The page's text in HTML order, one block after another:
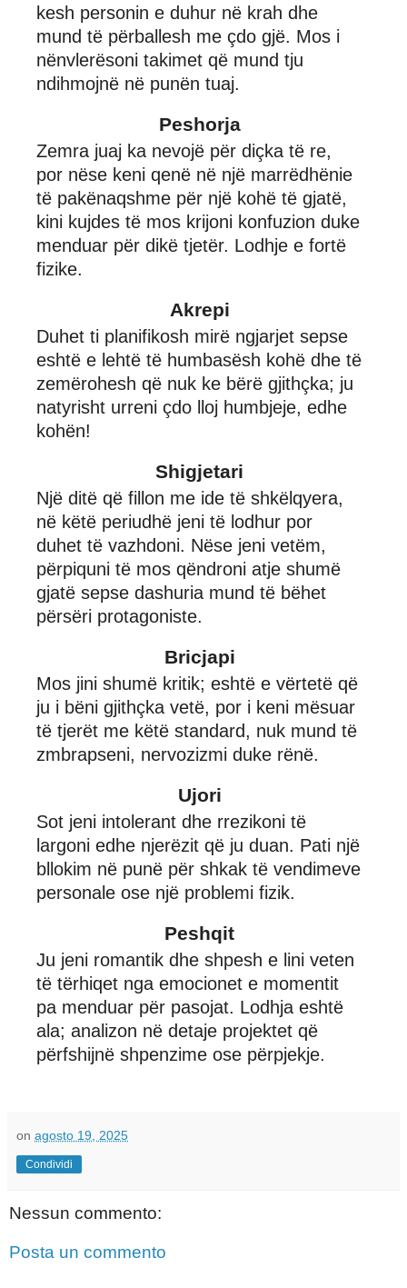
kesh personin e duhur në krah dhe
mund të përballesh me çdo gjë. Mos i
nënvlerësoni takimet që mund tju
ndihmojnë në punën tuaj.
Peshorja
Zemra juaj ka nevojë për diçka të re,
por nëse keni qenë në një marrëdhënie
të pakënaqshme për një kohë të gjatë,
kini kujdes të mos krijoni konfuzion duke
menduar për dikë tjetër. Lodhje e fortë
fizike.
Akrepi
Duhet ti planifikosh mirë ngjarjet sepse
eshtë e lehtë të humbasësh kohë dhe të
zemërohesh që nuk ke bërë gjithçka; ju
natyrisht urreni çdo lloj humbjeje, edhe
kohën!
Shigjetari
Një ditë që fillon me ide të shkëlqyera,
në këtë periudhë jeni të lodhur por
duhet të vazhdoni. Nëse jeni vetëm,
përpiquni të mos qëndroni atje shumë
gjatë sepse dashuria mund të bëhet
përsëri protagoniste.
Bricjapi
Mos jini shumë kritik; eshtë e vërtetë që
ju i bëni gjithçka vetë, por i keni mësuar
të tjerët me këtë standard, nuk mund të
zmbrapseni, nervozizmi duke rënë.
Ujori
Sot jeni intolerant dhe rrezikoni të
largoni edhe njerëzit që ju duan. Pati një
bllokim në punë për shkak të vendimeve
personale ose një problemi fizik.
Peshqit
Ju jeni romantik dhe shpesh e lini veten
të tërhiqet nga emocionet e momentit
pa menduar për pasojat. Lodhja eshtë
ala; analizon në detaje projektet që
përfshijnë shpenzime ose përpjekje.
on agosto 19, 2025
Condividi
Nessun commento:
Posta un commento